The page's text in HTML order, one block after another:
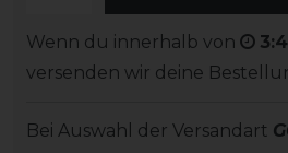
Wenn du innerhalb von
versenden wir deine
Bei Auswahl der Versandart